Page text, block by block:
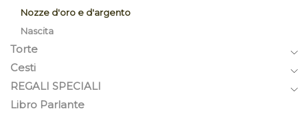
Nozze d'oro e d'argento
Nascita
Torte
Cesti
REGALI SPECIALI
Libro Parlante